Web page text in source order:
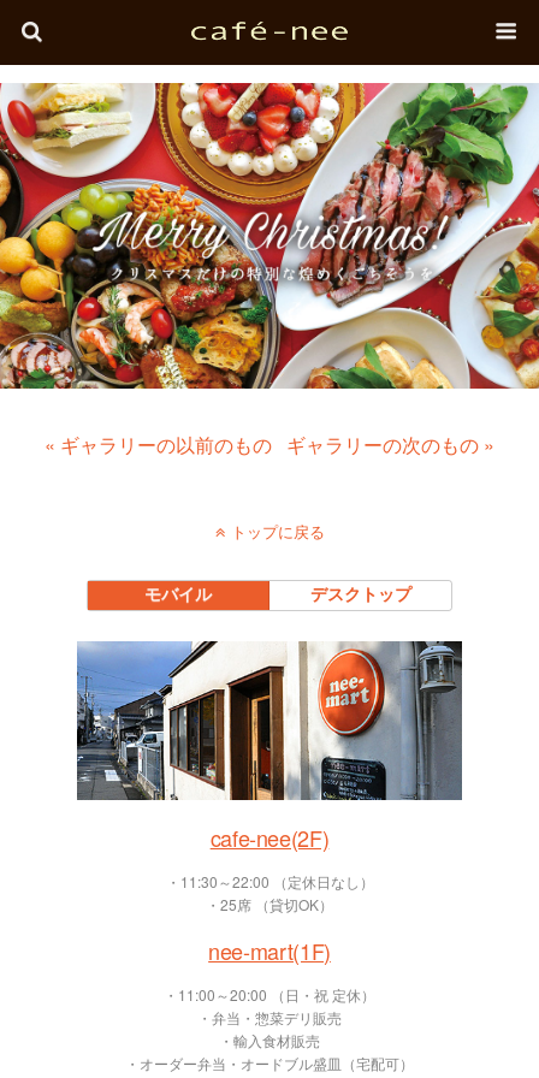
« ギャラリーの以前のもの ギャラリーの次のもの »
トップに戻る
モバイル デスクトップ
cafe-nee(2F)
・11:30～22:00 （定休日なし）
・25席 （貸切OK）
nee-mart(1F)
・11:00～20:00 （日・祝 定休）
・弁当・惣菜デリ販売
・輸入食材販売
・オーダー弁当・オードブル盛皿（宅配可）